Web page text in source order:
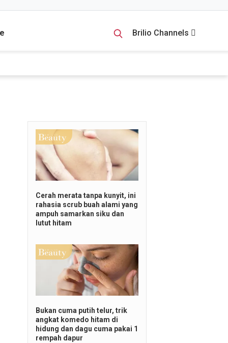
Brilio Channels
100 persen
Cerah merata tanpa kunyit, ini
rahasia scrub buah alami yang
ampuh samarkan siku dan
lutut hitam
Bukan cuma putih telur, trik
angkat komedo hitam di
hidung dan dagu cuma pakai 1
rempah dapur